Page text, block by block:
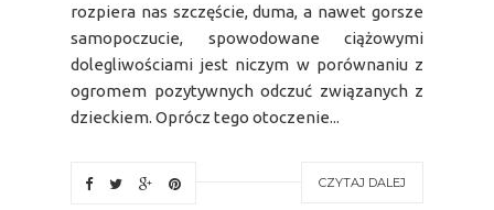
rozpiera nas szczęście, duma, a nawet gorsze
samopoczucie, spowodowane ciążowymi
dolegliwościami jest niczym w porównaniu z
ogromem pozytywnych odczuć związanych z
dzieckiem. Oprócz tego otoczenie...
CZYTAJ DALEJ